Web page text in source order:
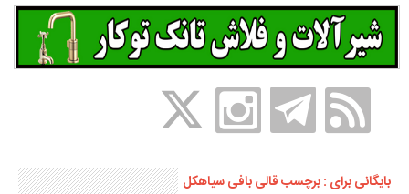
بایگانی برای : برچسب قالی بافی سیاهکل